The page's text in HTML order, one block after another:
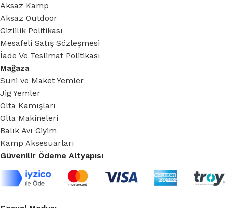
Aksaz Kamp
Aksaz Outdoor
Gizlilik Politikası
Mesafeli Satış Sözleşmesi
İade Ve Teslimat Politikası
Mağaza
Suni ve Maket Yemler
Jig Yemler
Olta Kamışları
Olta Makineleri
Balık Avı Giyim
Kamp Aksesuarları
Güvenilir Ödeme Altyapısı